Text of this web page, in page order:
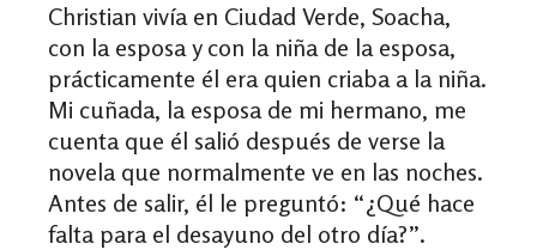
Christian vivía en Ciudad Verde, Soacha,
con la esposa y con la niña de la esposa,
prácticamente él era quien criaba a la niña.
Mi cuñada, la esposa de mi hermano, me
cuenta que él salió después de verse la
novela que normalmente ve en las noches.
Antes de salir, él le preguntó: “¿Qué hace
falta para el desayuno del otro día?”.